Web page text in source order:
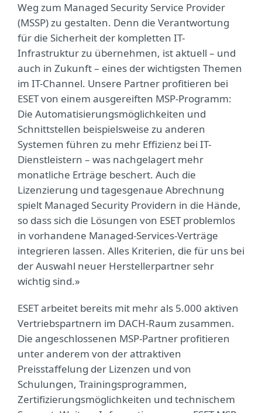
Weg zum Managed Security Service Provider
(MSSP) zu gestalten. Denn die Verantwortung
für die Sicherheit der kompletten IT-
Infrastruktur zu übernehmen, ist aktuell – und
auch in Zukunft – eines der wichtigsten Themen
im IT-Channel. Unsere Partner profitieren bei
ESET von einem ausgereiften MSP-Programm:
Die Automatisierungsmöglichkeiten und
Schnittstellen beispielsweise zu anderen
Systemen führen zu mehr Effizienz bei IT-
Dienstleistern – was nachgelagert mehr
monatliche Erträge beschert. Auch die
Lizenzierung und tagesgenaue Abrechnung
spielt Managed Security Providern in die Hände,
so dass sich die Lösungen von ESET problemlos
in vorhandene Managed-Services-Verträge
integrieren lassen. Alles Kriterien, die für uns bei
der Auswahl neuer Herstellerpartner sehr
wichtig sind.»
ESET arbeitet bereits mit mehr als 5.000 aktiven
Vertriebspartnern im DACH-Raum zusammen.
Die angeschlossenen MSP-Partner profitieren
unter anderem von der attraktiven
Preisstaffelung der Lizenzen und von
Schulungen, Trainingsprogrammen,
Zertifizierungsmöglichkeiten und technischem